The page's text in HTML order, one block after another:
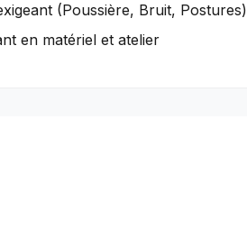
(Poussière, Bruit, Postures)
en matériel et atelier